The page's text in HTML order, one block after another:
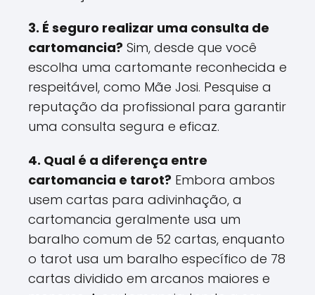
3. É seguro realizar uma consulta de
cartomancia? Sim, desde que você
escolha uma cartomante reconhecida e
respeitável, como Mãe Josi. Pesquise a
reputação da profissional para garantir
uma consulta segura e eficaz.
4. Qual é a diferença entre
cartomancia e tarot? Embora ambos
usem cartas para adivinhação, a
cartomancia geralmente usa um
baralho comum de 52 cartas, enquanto
o tarot usa um baralho específico de 78
cartas dividido em arcanos maiores e